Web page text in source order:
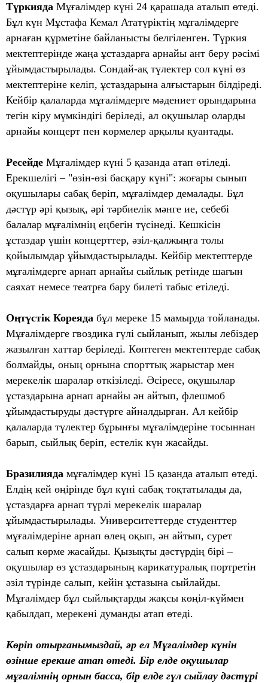
Түркияда Мұғалімдер күні 24 қарашада аталып өтеді.
Бұл күн Мұстафа Кемал Ататүріктің мұғалімдерге
арнаған құрметіне байланысты белгіленген. Түркия
мектептерінде жаңа ұстаздарға арнайы ант беру рәсімі
ұйымдастырылады. Сондай-ақ түлектер сол күні өз
мектептеріне келіп, ұстаздарына алғыстарын білдіреді.
Кейбір қалаларда мұғалімдерге мәдениет орындарына
тегін кіру мүмкіндігі беріледі, ал оқушылар оларды
арнайы концерт пен көрмелер арқылы қуантады.
Ресейде Мұғалімдер күні 5 қазанда атап өтіледі.
Ерекшелігі – "өзін-өзі басқару күні": жоғары сынып
оқушылары сабақ беріп, мұғалімдер демалады. Бұл
дәстүр әрі қызық, әрі тәрбиелік мәнге ие, себебі
балалар мұғалімнің еңбегін түсінеді. Кешкісін
ұстаздар үшін концерттер, әзіл-қалжыңға толы
қойылымдар ұйымдастырылады. Кейбір мектептерде
мұғалімдерге арнап арнайы сыйлық ретінде шағын
саяхат немесе театрға бару билеті табыс етіледі.
Оңтүстік Кореяда бұл мереке 15 мамырда тойланады.
Мұғалімдерге гвоздика гүлі сыйланып, жылы лебіздер
жазылған хаттар беріледі. Көптеген мектептерде сабақ
болмайды, оның орнына спорттық жарыстар мен
мерекелік шаралар өткізіледі. Әсіресе, оқушылар
ұстаздарына арнап арнайы ән айтып, флешмоб
ұйымдастыруды дәстүрге айналдырған. Ал кейбір
қалаларда түлектер бұрынғы мұғалімдеріне тосыннан
барып, сыйлық беріп, естелік күн жасайды.
Бразилияда мұғалімдер күні 15 қазанда аталып өтеді.
Елдің кей өңірінде бұл күні сабақ тоқтатылады да,
ұстаздарға арнап түрлі мерекелік шаралар
ұйымдастырылады. Университеттерде студенттер
мұғалімдеріне арнап өлең оқып, ән айтып, сурет
салып көрме жасайды. Қызықты дәстүрдің бірі –
оқушылар өз ұстаздарының карикатуралық портретін
әзіл түрінде салып, кейін ұстазына сыйлайды.
Мұғалімдер бұл сыйлықтарды жақсы көңіл-күймен
қабылдап, мерекені думанды атап өтеді.
Көріп отырғанымыздай, әр ел Мұғалімдер күнін
өзінше ерекше атап өтеді. Бір елде оқушылар
мұғалімнің орнын басса, бір елде гүл сыйлау дәстүрі